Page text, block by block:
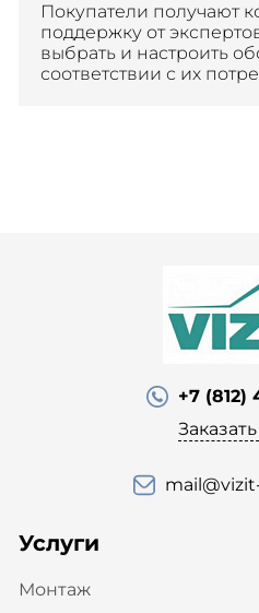
Покупатели получают
поддержку от
выбрать и настроить
соответствии с их
+7 (812)
Услуги
Монтаж